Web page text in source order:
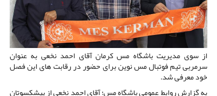
از سوی مدیریت باشگاه مس کرمان آقای احمد نخعی به عنوان
سرمربی تیم فوتبال مس نوین برای حضور در رقابت های این فصل
خود معرفی شد.
به گزارش روابط عمومی باشگاه مس؛ آقای احمد نخعی از پیشکسوتان